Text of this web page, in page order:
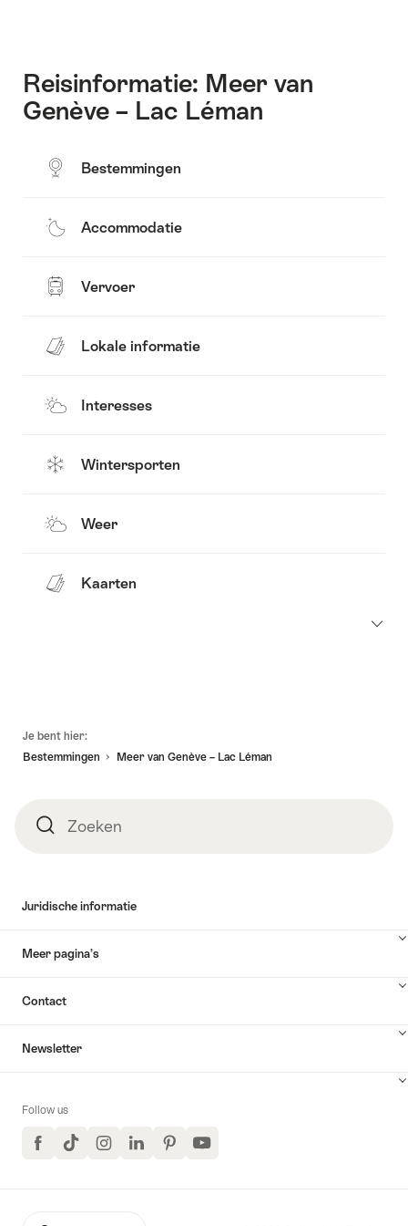
Reisinformatie: Meer van
Genève – Lac Léman
Bestemmingen
Accommodatie
Vervoer
Lokale informatie
Interesses
Wintersporten
Weer
Kaarten
Je bent hier:
Bestemmingen
Meer van Genève – Lac Léman
ZoekenZoeken
Juridische informatie
Meer pagina’s
Contact
Newsletter
Follow us
FacebookTikTokInstagramLinkedInPinterestYouTube